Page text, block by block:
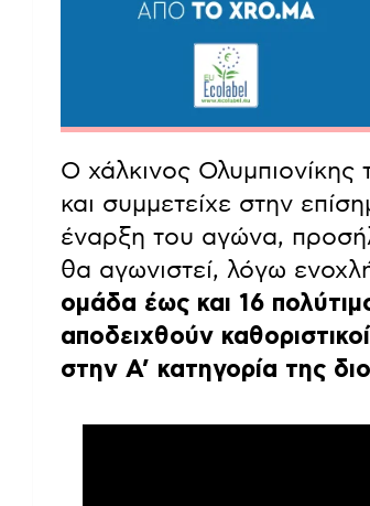
Ο χάλκινος
και συμμετείχε στην
έναρξη του αγώνα,
θα αγωνιστεί, λόγω
ομάδα έως και 16
αποδειχθούν
στην Α’ κατηγορία της